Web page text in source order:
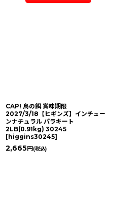
CAP! 鳥の餌 賞味期限
2027/3/18【ヒギンズ】インチュー
ンナチュラル パラキート
2LB(0.91kg) 30245
[ higgins30245]
2,665円 (税込)